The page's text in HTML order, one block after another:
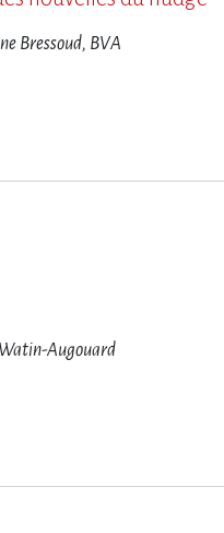
Bressoud, BVA
Augouard